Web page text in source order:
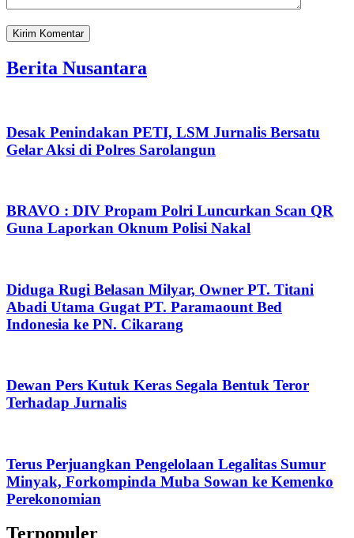
Berita Nusantara
Desak Penindakan PETI, LSM Jurnalis Bersatu
Gelar Aksi di Polres Sarolangun
BRAVO : DIV Propam Polri Luncurkan Scan QR
Guna Laporkan Oknum Polisi Nakal
Diduga Rugi Belasan Milyar, Owner PT. Titani
Abadi Utama Gugat PT. Paramaount Bed
Indonesia ke PN. Cikarang
Dewan Pers Kutuk Keras Segala Bentuk Teror
Terhadap Jurnalis
Terus Perjuangkan Pengelolaan Legalitas Sumur
Minyak, Forkompinda Muba Sowan ke Kemenko
Perekonomian
Terpopuler